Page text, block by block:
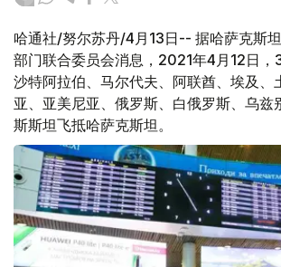
哈通社/努尔苏丹/4月13日-- 据哈萨克斯
部门联合委员会消息，2021年4月12日，
沙特阿拉伯、马尔代夫、阿联酋、埃及、
亚、亚美尼亚、俄罗斯、白俄罗斯、乌兹
斯斯坦飞抵哈萨克斯坦。